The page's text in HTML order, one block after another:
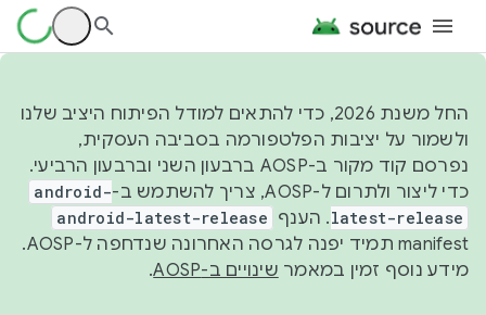
החל משנת 2026, כדי להתאים למודל הפיתוח היציב שלנו
ולשמור על יציבות הפלטפורמה בסביבה העסקית,
נפרסם קוד מקור ב-AOSP ברבעון השני וברבעון הרביעי.
כדי ליצור ולתרום ל-AOSP, צריך להשתמש ב-
android-
latest-release. הענף android-latest-release
manifest תמיד יפנה לגרסה האחרונה שנדחפה ל-AOSP.
מידע נוסף זמין במאמר שינויים ב-AOSP .